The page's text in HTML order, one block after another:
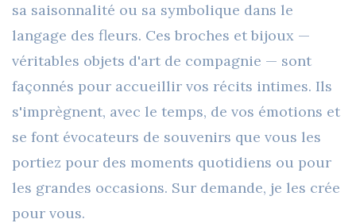
REVENDEURS
sa saisonnalité ou sa symbolique dans le
langage des fleurs. Ces broches et bijoux —
véritables objets d'art de compagnie — sont
façonnés pour accueillir vos récits intimes. Ils
s'imprègnent, avec le temps, de vos émotions et
se font évocateurs de souvenirs que vous les
portiez pour des moments quotidiens ou pour
les grandes occasions. Sur demande, je les crée
pour vous.